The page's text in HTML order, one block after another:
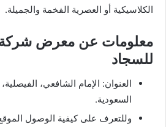
الكلاسيكية أو العصرية الفخمة والجميلة.
معلومات عن معرض
للسجاد
العنوان: الإمام الشافعي،
السعودية.
وللتعرف على كيفية الوصول